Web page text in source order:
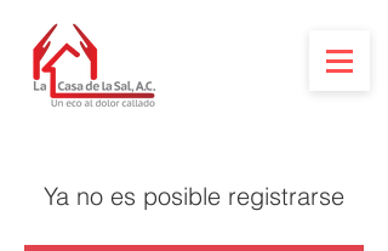
Ya no es posible registrarse